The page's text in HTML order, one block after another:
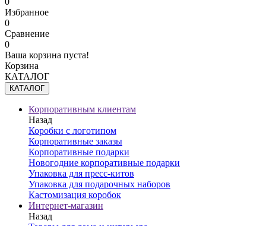
Избранное
0
Сравнение
0
Ваша корзина пуста!
Корзина
КАТАЛОГ
КАТАЛОГ
Корпоративным клиентам
Назад
Коробки с логотипом
Корпоративные заказы
Корпоративные подарки
Новогодние корпоративные подарки
Упаковка для пресс-китов
Упаковка для подарочных наборов
Кастомизация коробок
Интернет-магазин
Назад